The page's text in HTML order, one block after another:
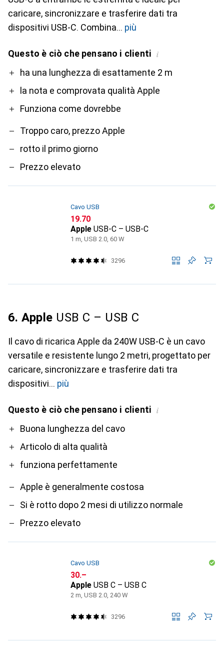
caricare, sincronizzare e trasferire dati tra
dispositivi USB-C. Combina
più
Questo è ciò che pensano i clienti i
Proha una lunghezza di esattamente 2 m
la nota e comprovata qualità Apple
Funziona come dovrebbe
Contro
Troppo caro, prezzo Apple
rotto il primo giorno
Prezzo elevato
Cavo USB
CHF
19.70
Apple USB-C – USB-C
1 m, USB 2.0, 60 W
3296
6. Apple USB C – USB C
Il cavo di ricarica Apple da 240W USB-C è un cavo
versatile e resistente lungo 2 metri, progettato per
caricare, sincronizzare e trasferire dati tra
dispositivi
più
Questo è ciò che pensano i clienti i
ProBuona lunghezza del cavo
Articolo di alta qualità
funziona perfettamente
Contro
Apple è generalmente costosa
Si è rotto dopo 2 mesi di utilizzo normale
Prezzo elevato
Cavo USB
CHF
30.–
Apple USB C – USB C
2 m, USB 2.0, 240 W
3296